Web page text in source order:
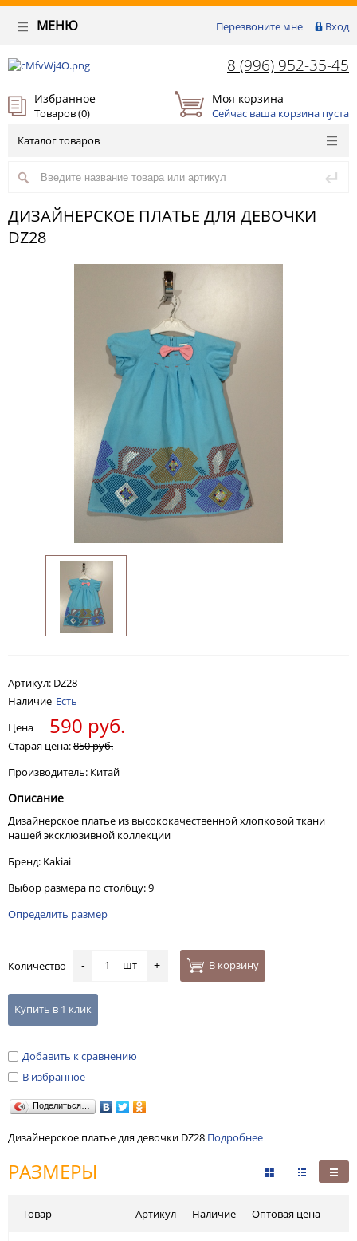
Перезвоните мне Вход
МЕНЮ
8 (996) 952-35-45
Избранное
Товаров (0)
Моя корзина
Сейчас ваша корзина пуста
Каталог товаров
ДИЗАЙНЕРСКОЕ ПЛАТЬЕ ДЛЯ ДЕВОЧКИ
DZ28
Артикул: DZ28
Наличие Есть
Цена
590 руб.
Старая цена:850 руб.
Производитель: Китай
Описание
Дизайнерское платье из высококачественной хлопковой ткани
нашей эксклюзивной коллекции
Бренд: Kakiai
Выбор размера по столбцу: 9
Определить размер
Количество - шт + В корзину
Купить в 1 клик
Добавить к сравнению
В избранное
Поделиться…
Дизайнерское платье для девочки DZ28 Подробнее
РАЗМЕРЫ
Товар Артикул Наличие Оптовая цена